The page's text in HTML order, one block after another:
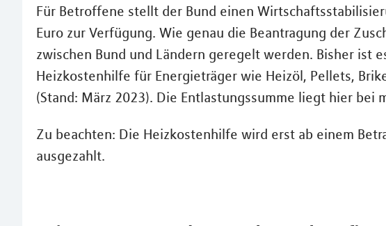
Für Betroffene stellt der Bund einen
Euro zur Verfügung. Wie genau die Beantragung der
zwischen Bund und Ländern geregelt werden. Bisher ist
Heizkostenhilfe für Energieträger wie Heizöl, Pellets,
(Stand: März 2023). Die Entlastungssumme liegt hier bei
Zu beachten: Die Heizkostenhilfe wird erst ab einem
ausgezahlt.